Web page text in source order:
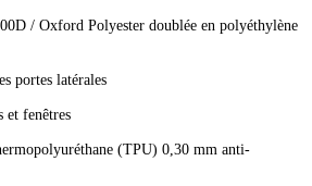
/ Oxford Polyester doublée en polyéthylène
portes latérales
et fenêtres
(TPU) 0,30 mm anti-